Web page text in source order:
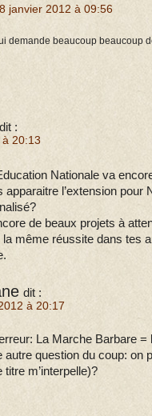
8 janvier 2012 à 09:56
demande beaucoup beaucoup
dit :
20:13
Nationale va
apparaitre l’extension pour
de beaux projets à
même réussite dans tes
dit :
à 20:17
La Marche Barbare
autre question du coup: on
titre m’interpelle)?